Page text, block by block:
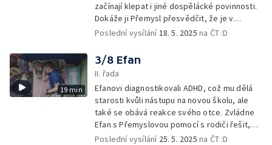
začínají klepat i jiné dospělácké povinnosti.
Dokáže ji Přemysl přesvědčit, že je v
pořádku nechat si pomoct?
Poslední vysílání18. 5. 2025 na ČT :D
19 min
3/8 Efan
II. řada
Efanovi diagnostikovali ADHD, což mu dělá
starosti kvůli nástupu na novou školu, ale
také se obává reakce svého otce. Zvládne
Efan s Přemyslovou pomocí s rodiči řešit,
jak s novou situací naložit?
Poslední vysílání 25. 5. 2025 na ČT :D